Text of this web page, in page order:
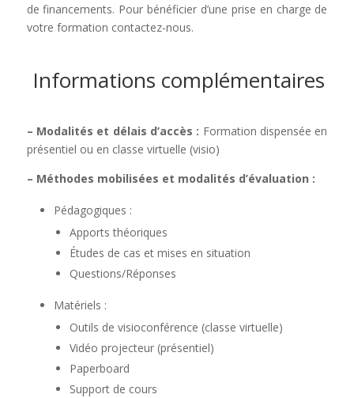
de financements. Pour bénéficier d’une prise en charge de
votre formation contactez-nous.
Informations complémentaires
– Modalités et délais d’accès : Formation dispensée en
présentiel ou en classe virtuelle (visio)
– Méthodes mobilisées et modalités d’évaluation :
Pédagogiques :
Apports théoriques
Études de cas et mises en situation
Questions/Réponses
Matériels :
Outils de visioconférence (classe virtuelle)
Vidéo projecteur (présentiel)
Paperboard
Support de cours